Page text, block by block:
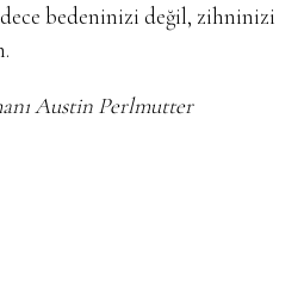
bedeninizi değil, zihninizi
Austin Perlmutter